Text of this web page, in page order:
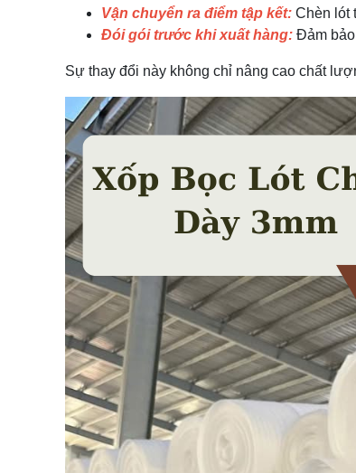
Vận chuyển ra điểm tập kết: Chèn lót
Đói gói trước khi xuất hàng: Đảm bảo
Sự thay đổi này không chỉ nâng cao chất